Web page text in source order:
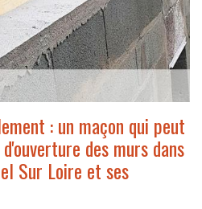
: un maçon qui peut
des murs dans
Sur Loire et ses